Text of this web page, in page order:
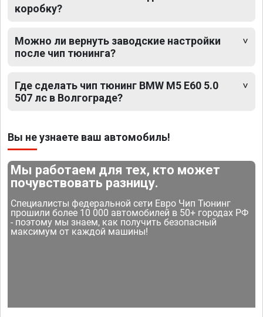
коробку?
Можно ли вернуть заводские настройки
после чип тюнинга?
Где сделать чип тюнинг BMW M5 E60 5.0
507 лс в Волгограде?
Вы не узнаете ваш автомобиль!
Мы работаем для тех, кто может
почувствовать разницу.
Специалисты федеральной сети Евро Чип Тюнинг
прошили более 10 000 автомобилей в 50+ городах РФ
- поэтому мы знаем, как получить безопасный
максимум от каждой машины!